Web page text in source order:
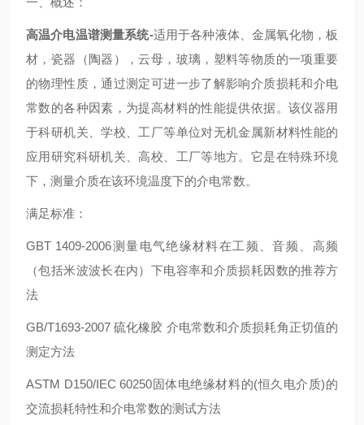
高温介电温谱测量系统-适用于各种液体、金属氧化物，板
材，瓷器（陶器），云母，玻璃，塑料等物质的一项重要
的物理性质，通过测定可进一步了解影响介质损耗和介电
常数的各种因素，为提高材料的性能提供依据。该仪器用
于科研机关、学校、工厂等单位对无机金属新材料性能的
应用研究科研机关、高校、工厂等地方。它是在特殊环境
下，测量介质在该环境温度下的介电常数。
满足标准：
GBT 1409-2006测量电气绝缘材料在工频、音频、高频
（包括米波波长在内）下电容率和介质损耗因数的推荐方
法
GB/T1693-2007 硫化橡胶 介电常数和介质损耗角正切值的
测定方法
ASTM D150/IEC 60250固体电绝缘材料的(恒久电介质)的
交流损耗特性和介电常数的测试方法